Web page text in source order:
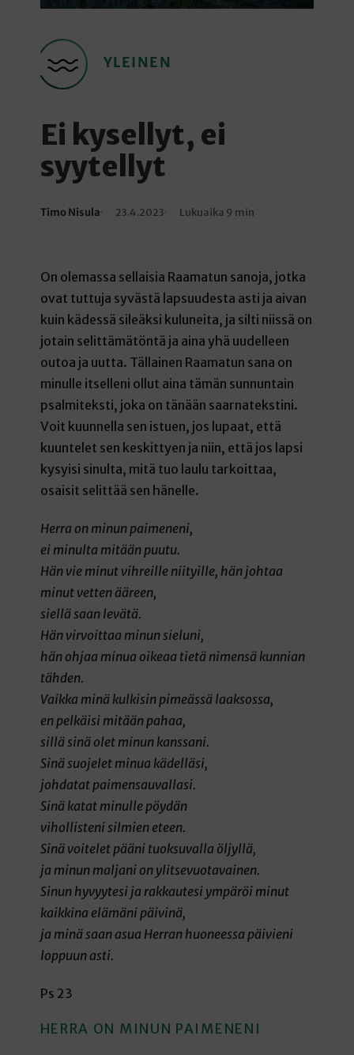
YLEINEN
Ei kysellyt, ei
syytellyt
Kirjoittaja
Timo Nisula
Julkaistu 23.4.2023
Lukuaika Lukuaika 9 min
On olemassa sellaisia Raamatun sanoja, jotka
ovat tuttuja syvästä lapsuudesta asti ja aivan
kuin kädessä sileäksi kuluneita, ja silti niissä on
jotain selittämätöntä ja aina yhä uudelleen
outoa ja uutta. Tällainen Raamatun sana on
minulle itselleni ollut aina tämän sunnuntain
psalmiteksti, joka on tänään saarnatekstini.
Voit kuunnella sen istuen, jos lupaat, että
kuuntelet sen keskittyen ja niin, että jos lapsi
kysyisi sinulta, mitä tuo laulu tarkoittaa,
osaisit selittää sen hänelle.
Herra on minun paimeneni,
ei minulta mitään puutu.
Hän vie minut vihreille niityille, hän johtaa
minut vetten ääreen,
siellä saan levätä.
Hän virvoittaa minun sieluni,
hän ohjaa minua oikeaa tietä nimensä kunnian
tähden.
Vaikka minä kulkisin pimeässä laaksossa,
en pelkäisi mitään pahaa,
sillä sinä olet minun kanssani.
Sinä suojelet minua kädelläsi,
johdatat paimensauvallasi.
Sinä katat minulle pöydän
vihollisteni silmien eteen.
Sinä voitelet pääni tuoksuvalla öljyllä,
ja minun maljani on ylitsevuotavainen.
Sinun hyvyytesi ja rakkautesi ympäröi minut
kaikkina elämäni päivinä,
ja minä saan asua Herran huoneessa päivieni
loppuun asti.
Ps 23
HERRA ON MINUN PAIMENENI